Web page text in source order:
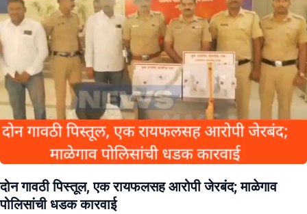
दोन गावठी पिस्तूल, एक रायफलसह आरोपी जेरबंद; माळेगाव
पोलिसांची धडक कारवाई